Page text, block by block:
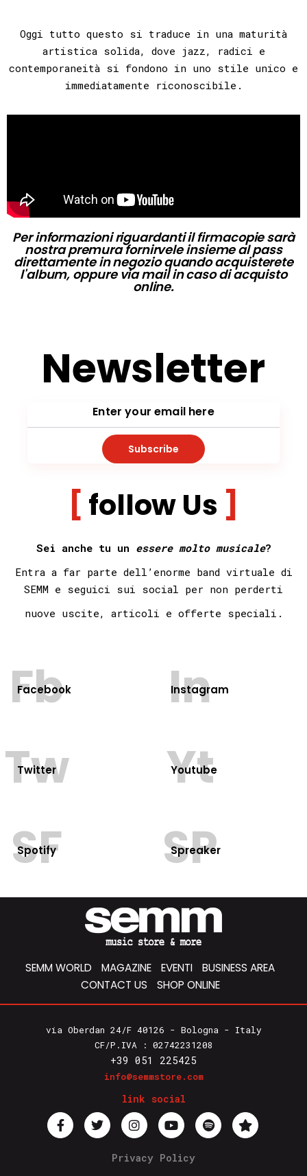
Oggi tutto questo si traduce in una maturità
artistica solida, dove jazz, radici e
contemporaneità si fondono in uno stile unico e
immediatamente riconoscibile.
Per informazioni riguardanti il firmacopie sarà
nostra premura fornirvele insieme al pass
direttamente in negozio quando acquisterete
l'album, oppure via mail in caso di acquisto
online.
Newsletter
Subscribe
follow Us
Sei anche tu un essere molto musicale?
Entra a far parte dell’enorme band virtuale di
SEMM e seguici sui social per non perderti
nuove uscite, articoli e offerte speciali.
Fb
Facebook In
Instagram
Tw
Twitter Yt
Youtube
SF
Spotify SP
Spreaker
SEMM WORLD MAGAZINE EVENTI
BUSINESS AREA
CONTACT US
SHOP ONLINE
via Oberdan 24/F 40126 - Bologna - Italy
CF/P.IVA : 02742231208
+39 051 225425
info@semmstore.com
link social
Privacy Policy